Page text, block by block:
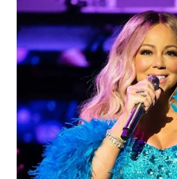
WN
SUBANG
WN
PURWAKARTA